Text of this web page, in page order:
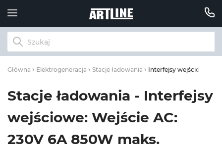
Główna Elektrogeneracja Stacje ładowania Interfejsy wejściowe:
Stacje ładowania - Interfejsy
wejściowe: Wejście AC:
230V 6A 850W maks.